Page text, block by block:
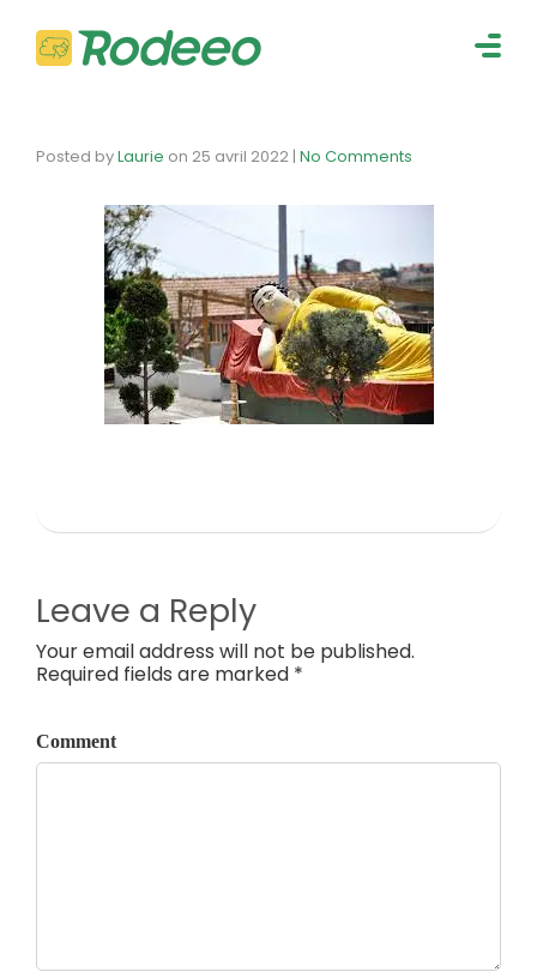
Posted byLaurie on 25 avril 2022 | No Comments
Leave a Reply
Your email address will not be published.
Required fields are marked *
Comment